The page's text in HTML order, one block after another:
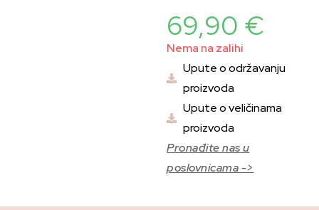
69,90 €
Nema na zalihi
Upute o održavanju
proizvoda
Upute o veličinama
proizvoda
Pronađite nas u
poslovnicama ->